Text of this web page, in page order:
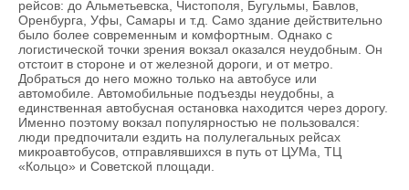
рейсов: до Альметьевска, Чистополя, Бугульмы, Бавлов,
Оренбурга, Уфы, Самары и т.д. Само здание действительно
было более современным и комфортным. Однако с
логистической точки зрения вокзал оказался неудобным. Он
отстоит в стороне и от железной дороги, и от метро.
Добраться до него можно только на автобусе или
автомобиле. Автомобильные подъезды неудобны, а
единственная автобусная остановка находится через дорогу.
Именно поэтому вокзал популярностью не пользовался:
люди предпочитали ездить на полулегальных рейсах
микроавтобусов, отправлявшихся в путь от ЦУМа, ТЦ
«Кольцо» и Советской площади.